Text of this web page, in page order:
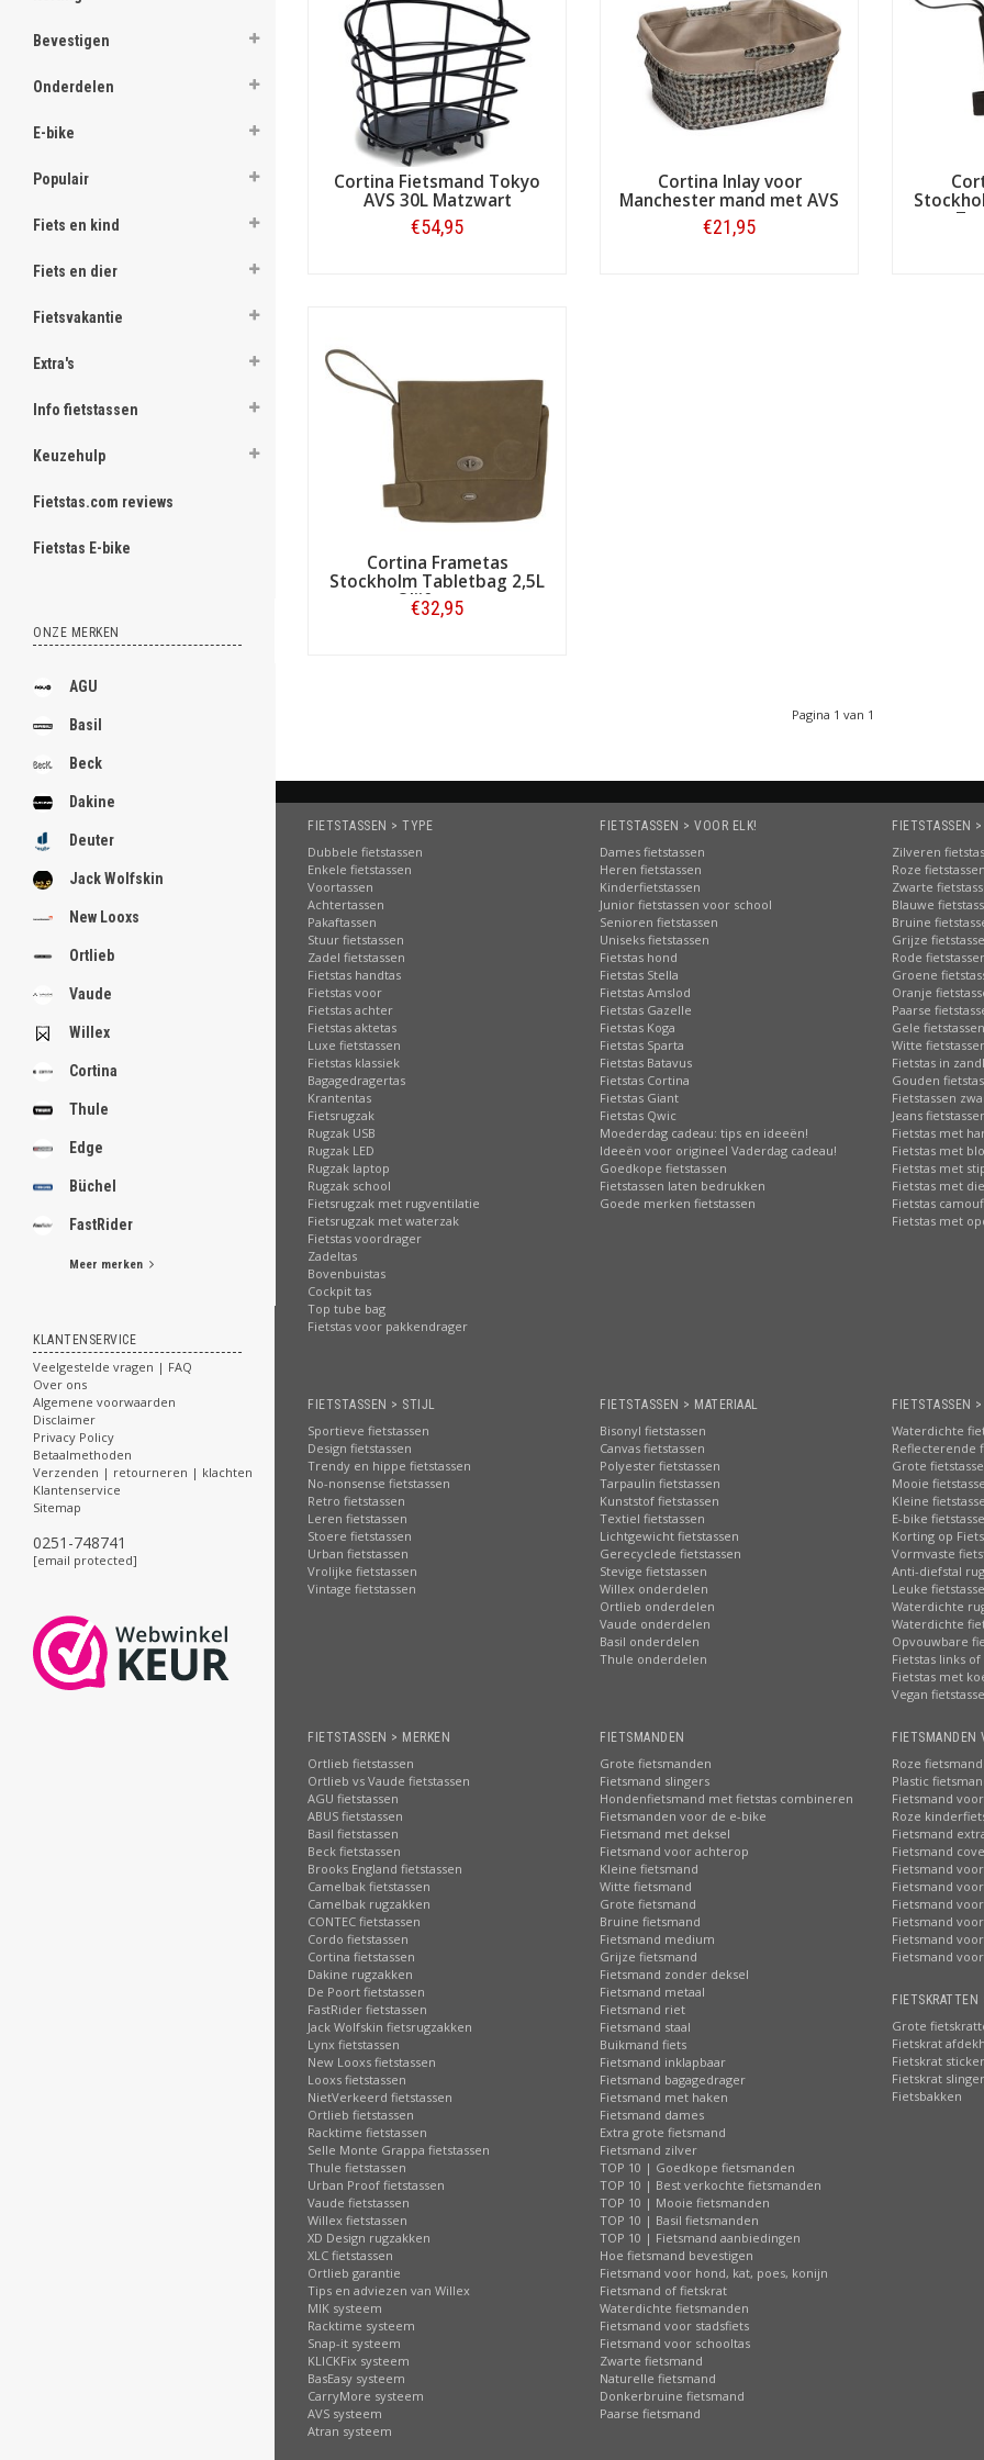
Bevestigen
Onderdelen
E-bike
Populair
Fiets en kind
Fiets en dier
Fietsvakantie
Extra's
Info fietstassen
Keuzehulp
Fietstas.com reviews
Fietstas E-bike
ONZE MERKEN
AGU
Basil
Beck
Dakine
Deuter
Jack Wolfskin
New Looxs
Ortlieb
Vaude
Willex
Cortina
Thule
Edge
Büchel
FastRider
Meer merken
KLANTENSERVICE
Veelgestelde vragen | FAQ
Over ons
Algemene voorwaarden
Disclaimer
Privacy Policy
Betaalmethoden
Verzenden | retourneren | klachten
Klantenservice
Sitemap
0251-748741
[email protected]
.
.
.
.
.
.
.
.
.
.
.
.
Fietsmanden van Cortina
manden worden bevestigd met het AVS (AtranVelo System)-kliksysteem. Met het AVS-systeem
van uw fiets en u haalt 'm er net zo makkelijk weer vanaf. Op Fietstas.com verkopen we niet
Cortina Fietsmand Tokyo
AVS 30L Matzwart
€54,95
Cortina Inlay voor
Manchester mand met AVS
€21,95
Cortina Frametas
Stockholm Tabletbag 2,5L
Olijfgroen
€32,95
Pagina 1 van 1
FIETSTASSEN > TYPE
Dubbele fietstassen
Enkele fietstassen
Voortassen
Achtertassen
Pakaftassen
Stuur fietstassen
Zadel fietstassen
Fietstas handtas
Fietstas voor
Fietstas achter
Fietstas aktetas
Luxe fietstassen
Fietstas klassiek
Bagagedragertas
Krantentas
Fietsrugzak
Rugzak USB
Rugzak LED
Rugzak laptop
Rugzak school
Fietsrugzak met rugventilatie
Fietsrugzak met waterzak
Fietstas voordrager
Zadeltas
Bovenbuistas
Cockpit tas
Top tube bag
Fietstas voor pakkendrager
FIETSTASSEN > VOOR ELK!
Dames fietstassen
Heren fietstassen
Kinderfietstassen
Junior fietstassen voor school
Senioren fietstassen
Uniseks fietstassen
Fietstas hond
Fietstas Stella
Fietstas Amslod
Fietstas Gazelle
Fietstas Koga
Fietstas Sparta
Fietstas Batavus
Fietstas Cortina
Fietstas Giant
Fietstas Qwic
Moederdag cadeau: tips en ideeën!
Ideeën voor origineel Vaderdag cadeau!
Goedkope fietstassen
Fietstassen laten bedrukken
Goede merken fietstassen
FIETSTASSEN
Zilveren
Roze fietstassen
Zwarte
Blauwe
Bruine
Grijze
Rode
Groene
Oranje
Paarse
Gele fietstassen
Witte
Fietstas in
Gouden
Fietstassen
Jeans
Fietstas met
Fietstas met
Fietstas met
Fietstas met
Fietstas
Fietstas met
FIETSTASSEN > STIJL
Sportieve fietstassen
Design fietstassen
Trendy en hippe fietstassen
No-nonsense fietstassen
Retro fietstassen
Leren fietstassen
Stoere fietstassen
Urban fietstassen
Vrolijke fietstassen
Vintage fietstassen
FIETSTASSEN > MATERIAAL
Bisonyl fietstassen
Canvas fietstassen
Polyester fietstassen
Tarpaulin fietstassen
Kunststof fietstassen
Textiel fietstassen
Lichtgewicht fietstassen
Gerecyclede fietstassen
Stevige fietstassen
Willex onderdelen
Ortlieb onderdelen
Vaude onderdelen
Basil onderdelen
Thule onderdelen
FIETSTASSEN
Waterdichte
Reflecterende
Grote
Mooie
Kleine
E-bike
Korting op
Vormvaste
Anti-diefstal
Leuke
Waterdichte
Waterdichte
Opvouwbare
Fietstas links
Fietstas met
Vegan
FIETSTASSEN > MERKEN
Ortlieb fietstassen
Ortlieb vs Vaude fietstassen
AGU fietstassen
ABUS fietstassen
Basil fietstassen
Beck fietstassen
Brooks England fietstassen
Camelbak fietstassen
Camelbak rugzakken
CONTEC fietstassen
Cordo fietstassen
Cortina fietstassen
Dakine rugzakken
De Poort fietstassen
FastRider fietstassen
Jack Wolfskin fietsrugzakken
Lynx fietstassen
New Looxs fietstassen
Looxs fietstassen
NietVerkeerd fietstassen
Ortlieb fietstassen
Racktime fietstassen
Selle Monte Grappa fietstassen
Thule fietstassen
Urban Proof fietstassen
Vaude fietstassen
Willex fietstassen
XD Design rugzakken
XLC fietstassen
Ortlieb garantie
Tips en adviezen van Willex
MIK systeem
Racktime systeem
Snap-it systeem
KLICKFix systeem
BasEasy systeem
CarryMore systeem
AVS systeem
Atran systeem
FIETSMANDEN
Grote fietsmanden
Fietsmand slingers
Hondenfietsmand met fietstas combineren
Fietsmanden voor de e-bike
Fietsmand met deksel
Fietsmand voor achterop
Kleine fietsmand
Witte fietsmand
Grote fietsmand
Bruine fietsmand
Fietsmand medium
Grijze fietsmand
Fietsmand zonder deksel
Fietsmand metaal
Fietsmand riet
Fietsmand staal
Buikmand fiets
Fietsmand inklapbaar
Fietsmand bagagedrager
Fietsmand met haken
Fietsmand dames
Extra grote fietsmand
Fietsmand zilver
TOP 10 | Goedkope fietsmanden
TOP 10 | Best verkochte fietsmanden
TOP 10 | Mooie fietsmanden
TOP 10 | Basil fietsmanden
TOP 10 | Fietsmand aanbiedingen
Hoe fietsmand bevestigen
Fietsmand voor hond, kat, poes, konijn
Fietsmand of fietskrat
Waterdichte fietsmanden
Fietsmand voor stadsfiets
Fietsmand voor schooltas
Zwarte fietsmand
Naturelle fietsmand
Donkerbruine fietsmand
Paarse fietsmand
FIETSMANDEN
Roze fietsmand
Plastic
Fietsmand
Roze
Fietsmand
Fietsmand
Fietsmand
Fietsmand
Fietsmand
Fietsmand
Fietsmand
Fietsmand
FIETSKRATTEN
Grote
Fietskrat
Fietskrat
Fietskrat
Fietsbakken